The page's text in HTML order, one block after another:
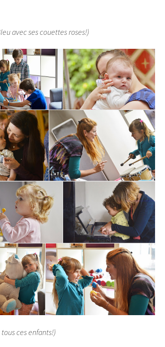
avec ses couettes roses!)
ces enfants!)